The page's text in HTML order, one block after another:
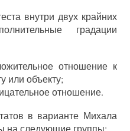
внутри двух крайних
градации
отношение к
или объекту;
отношение.
в варианте Михала